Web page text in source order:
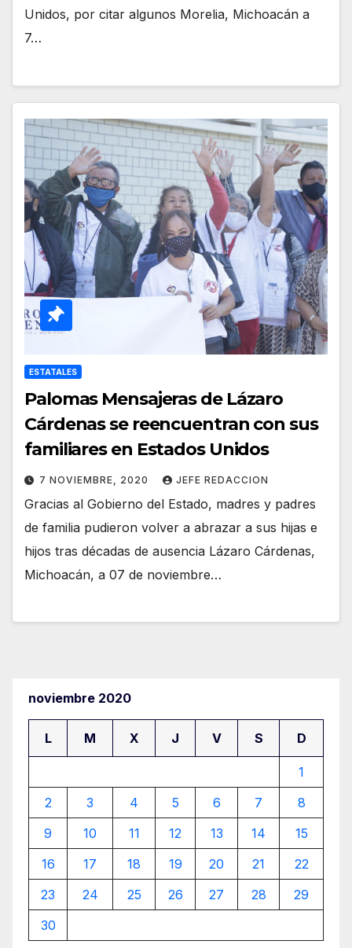
Unidos, por citar algunos Morelia, Michoacán a
7…
ESTATALES
Palomas Mensajeras de Lázaro
Cárdenas se reencuentran con sus
familiares en Estados Unidos
7 NOVIEMBRE, 2020 JEFE REDACCION
Gracias al Gobierno del Estado, madres y padres
de familia pudieron volver a abrazar a sus hijas e
hijos tras décadas de ausencia Lázaro Cárdenas,
Michoacán, a 07 de noviembre…
noviembre 2020
L M X J V S D
1
2
3 4 5 6 7
8
9
10 11 12 13 14
15
16
17 18 19 20 21
22
23
24 25 26 27 28
29
30